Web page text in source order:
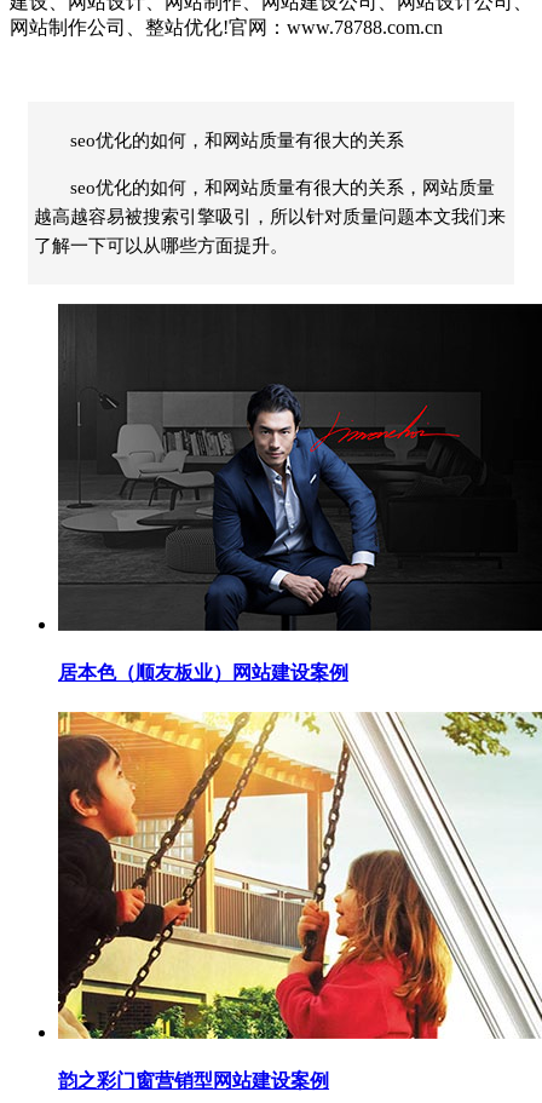
网站制作公司、整站优化!官网：www.78788.com.cn
seo优化的如何，和网站质量有很大的关系
seo优化的如何，和网站质量有很大的关系，网站质量
越高越容易被搜索引擎吸引，所以针对质量问题本文我们来
了解一下可以从哪些方面提升。
居本色（顺友板业）网站建设案例
韵之彩门窗营销型网站建设案例